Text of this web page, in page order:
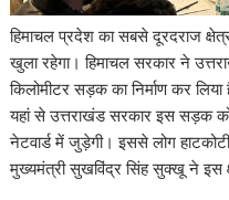
हिमाचल प्रदेश का सबसे दूरदराज
खुला रहेगा। हिमाचल सरकार ने
किलोमीटर सड़क का निर्माण कर
यहां से उत्तराखंड सरकार इस सड़क
नेटवार्ड में जुड़ेगी। इससे लोग
मुख्यमंत्री सुखविंद्र सिंह सुक्खू ने इस